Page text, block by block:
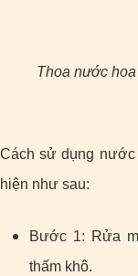
Thoa nước
Cách sử dụng nước
hiện như sau:
Bước 1: Rửa
thấm khô.